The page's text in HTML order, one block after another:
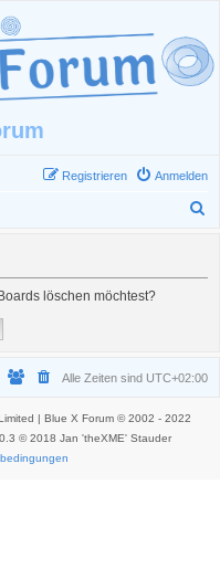
Anmelden
Registrieren
löschen möchtest?
Alle Zeiten sind UTC+02:00
| Blue X Forum © 2002 - 2022
© 2018 Jan 'theXME' Stauder